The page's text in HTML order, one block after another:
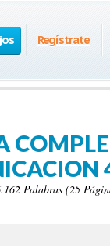
Regístrate
Palabras (25